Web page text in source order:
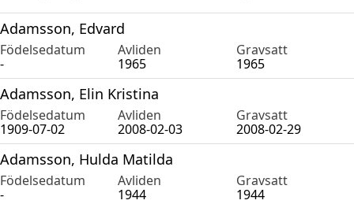
Adamsson, Edvard
Födelsedatum Avliden
Gravsatt
-
1965 1965
Adamsson, Elin Kristina
Födelsedatum Avliden
Gravsatt
1909-07-02
2008-02-03 2008-02-29
Adamsson, Hulda Matilda
Födelsedatum Avliden
Gravsatt
-
1944 1944